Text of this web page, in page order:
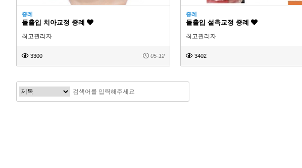
증례
돌출입 치아교정 증례
최고관리자
3300 05-12
증례
돌출입 설측교정 증례
최고관리자
3402